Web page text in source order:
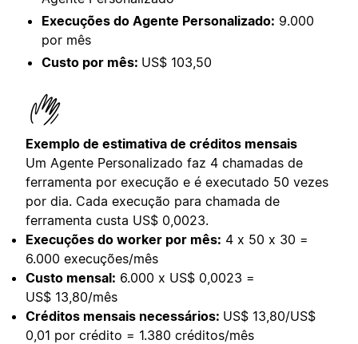
Execuções do Agente Personalizado: 9.000
por mês
Custo por mês: US$ 103,50
Exemplo de estimativa de créditos mensais
Um Agente Personalizado faz 4 chamadas de
ferramenta por execução e é executado 50 vezes
por dia. Cada execução para chamada de
ferramenta custa US$ 0,0023.
Execuções do worker por mês: 4 x 50 x 30 =
6.000 execuções/mês
Custo mensal: 6.000 x US$ 0,0023 =
US$ 13,80/mês
Créditos mensais necessários: US$ 13,80/US$
0,01 por crédito = 1.380 créditos/mês